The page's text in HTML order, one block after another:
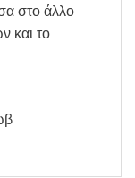
στο άλλο
και το